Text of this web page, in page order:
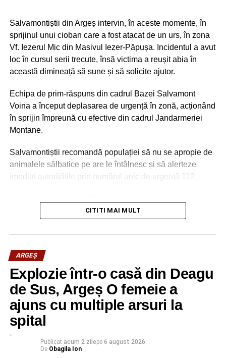
VEGETAŢIE
URMATOAREA
Ploiești: A început distribuirea ajutoarelor
europene pentru persoanele defavorizate
de… 11.000!
Salvamontiștii din Argeș intervin, în aceste momente, în
sprijinul unui cioban care a fost atacat de un urs, în zona
Vf. Iezerul Mic din Masivul Iezer-Păpușa. Incidentul a avut
loc în cursul serii trecute, însă victima a reușit abia în
această dimineață să sune și să solicite ajutor.
Echipa de prim-răspuns din cadrul Bazei Salvamont
Voina a început deplasarea de urgență în zonă, acționând
în sprijin împreună cu efective din cadrul Jandarmeriei
Montane.
Salvamontiștii recomandă populației să nu se apropie de
animalele sălbatice pe are le întâlnesc și să alerteze
imediat autoritățile prin numărul unic de urgență 112.
CITITI MAI MULT
ARGEȘ
Explozie într-o casă din Deagu
de Sus, Argeș O femeie a
ajuns cu multiple arsuri la
spital
Publicat acum 2 zilepe 6 august 2026
De Obagila Ion